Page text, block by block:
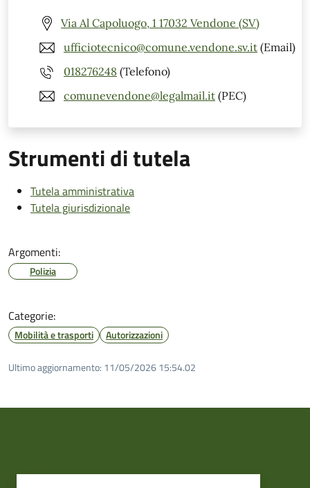
Via Al Capoluogo, 1 17032 Vendone (SV)
ufficiotecnico@comune.vendone.sv.it (Email)
018276248 (Telefono)
comunevendone@legalmail.it (PEC)
Strumenti di tutela
Tutela amministrativa
Tutela giurisdizionale
Argomenti:
Polizia
Categorie:
Mobilità e trasporti Autorizzazioni
Ultimo aggiornamento: 11/05/2026 15:54.02